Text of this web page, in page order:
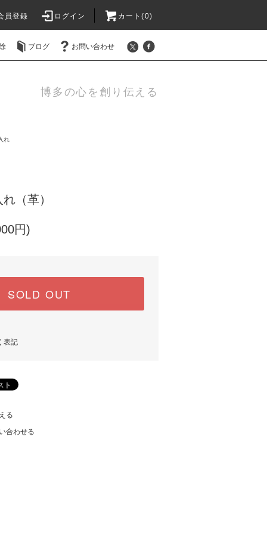
員登録 ログイン カート(0)
ブログ お問い合わせ
博多の心を創り伝える
れ
（革）
円)
SOLD OUT
表記
る
合わせる